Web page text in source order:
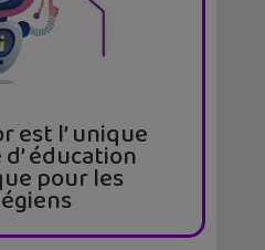
est l’ unique
éducation
pour les